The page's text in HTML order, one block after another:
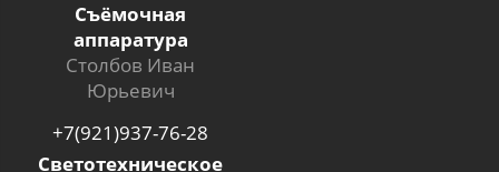
Съёмочная
аппаратура
Столбов Иван
Юрьевич
+7(921)937-76-28
Светотехническое